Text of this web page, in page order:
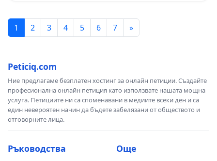
1 2 3 4 5 6 7 »
Peticiq.com
Ние предлагаме безплатен хостинг за онлайн петиции. Създайте
професионална онлайн петиция като използвате нашата мощна
услуга. Петициите ни са споменавани в медиите всеки ден и са
един невероятен начин да бъдете забелязани от обществото и
отговорните лица.
Ръководства Още